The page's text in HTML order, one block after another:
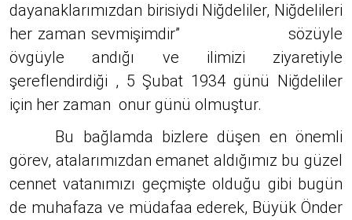
dayanaklarımızdan birisiydi Niğdeliler, Niğdelileri
her zaman sevmişimdir” sözüyle
övgüyle andığı ve ilimizi ziyaretiyle
şereflendirdiği , 5 Şubat 1934 günü Niğdeliler
için her zaman onur günü olmuştur.
Bu bağlamda bizlere düşen en önemli
görev, atalarımızdan emanet aldığımız bu güzel
cennet vatanımızı geçmişte olduğu gibi bugün
de muhafaza ve müdafaa ederek, Büyük Önder